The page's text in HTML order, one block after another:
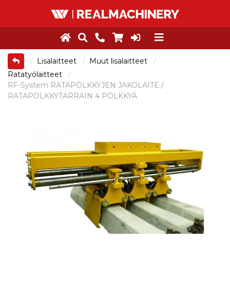
Lisälaitteet
Muut lisälaitteet
Ratatyölaitteet
RF-System RATAPÖLKKYJEN JAKOLAITE /
RATAPÖLKKYTARRAIN 4 PÖLKKYÄ